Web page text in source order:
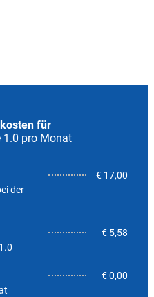
für
1.0 pro Monat
der
€ 17,00
€ 5,58
€ 0,00